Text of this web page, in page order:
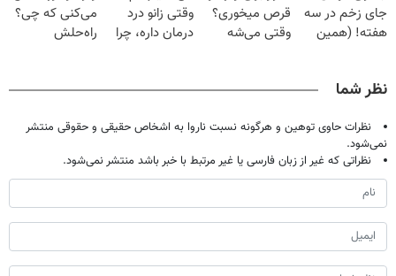
جای زخم در سه
هفته! (همین
قرص میخوری؟
وقتی می‌شه
وقتی زانو درد
درمان داره، چرا
می‌کنی که چی؟
راه‌حلش
نظر شما
نظرات حاوی توهین و هرگونه نسبت ناروا به اشخاص حقیقی و حقوقی منتشر
نمی‌شود.
نظراتی که غیر از زبان فارسی یا غیر مرتبط با خبر باشد منتشر نمی‌شود.